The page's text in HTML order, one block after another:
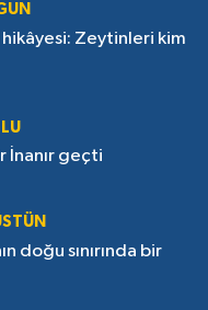
Zeytinleri kim
İnanır geçti
doğu sınırında bir